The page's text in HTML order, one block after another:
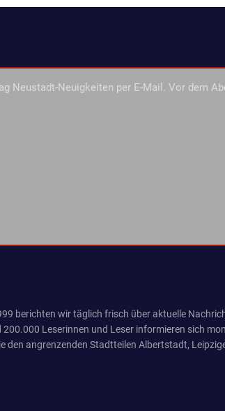
Neustadt-Neuigkeiten per E-Mail. Vor dem
berichten wir täglich frisch über aktuelle
Leserinnen und Leser informieren sich
den angrenzenden Stadtteilen Albertstadt,